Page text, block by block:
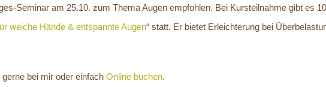
Seminar am 25.10. zum Thema Augen empfohlen. Bei Kursteilnahme gibt es
weiche Hände & entspannte Augen“ statt. Er bietet Erleichterung bei
gerne bei mir oder einfachOnline buchen.